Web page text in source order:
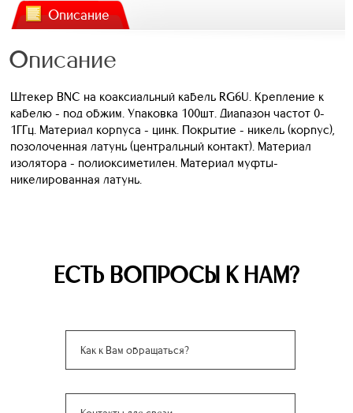
Описание
Описание
Штекер BNC на коаксиальный кабель RG6U. Крепление к
кабелю - под обжим. Упаковка 100шт. Диапазон частот 0-
1ГГц. Материал корпуса - цинк. Покрытие - никель (корпус),
позолоченная латунь (центральный контакт). Материал
изолятора - полиоксиметилен. Материал муфты-
никелированная латунь.
ЕСТЬ ВОПРОСЫ К НАМ?